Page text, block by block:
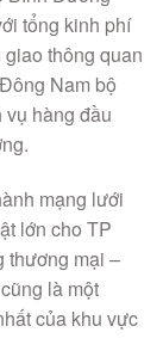
tổng kinh phí
thông quan
Nam bộ
vụ hàng đầu
mạng lưới
lớn cho TP
thương mại –
là một
của khu vực